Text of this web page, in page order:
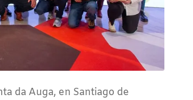
da Auga, en Santiago de